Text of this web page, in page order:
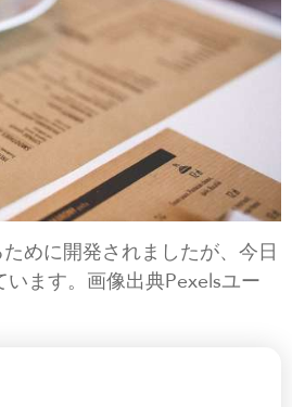
めに開発されましたが、今日
ます。画像出典Pexelsユー